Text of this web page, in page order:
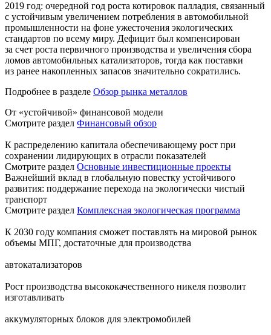
2019 год: очередной год роста котировок палладия, связанный
с устойчивым увеличением потребления в автомобильной
промышленности на фоне ужесточения экологических
стандартов по всему миру. Дефицит был компенсирован
за счет роста первичного производства и увеличения сбора
ломов автомобильных катализаторов, тогда как поставки
из ранее накопленных запасов значительно сократились.
Подробнее в разделе Обзор рынка металлов
От «устойчивой» финансовой модели
Смотрите раздел Финансовый обзор
К распределению капитала обеспечивающему рост при
сохранении лидирующих в отрасли показателей
Смотрите раздел Основные инвестиционные проекты
Важнейший вклад в глобальную повестку устойчивого
развития: поддержание перехода на экологически чистый
транспорт
Смотрите раздел Комплексная экологическая программа
К 2030 году компания сможет поставлять на мировой рынок
объемы МПГ, достаточные для производства
автокатализаторов
Рост производства высококачественного никеля позволит
изготавливать
аккумуляторных блоков для электромобилей